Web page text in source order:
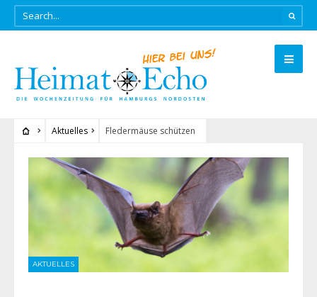
Aktuelles Fledermäuse schützen
AKTUELLES